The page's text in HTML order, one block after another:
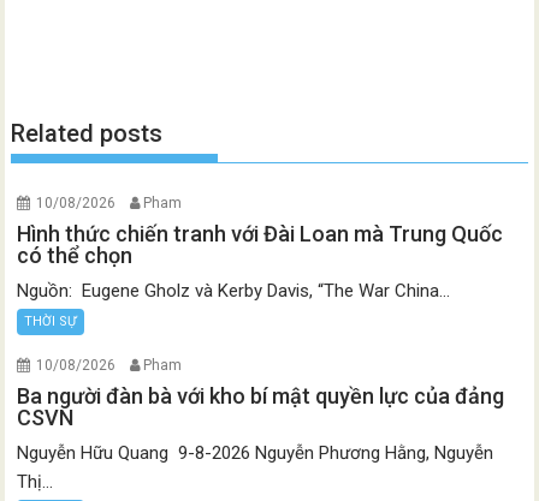
Related posts
10/08/2026 Pham
Hình thức chiến tranh với Đài Loan mà Trung Quốc
có thể chọn
Nguồn: Eugene Gholz và Kerby Davis, “The War China...
THỜI SỰ
10/08/2026 Pham
Ba người đàn bà với kho bí mật quyền lực của đảng
CSVN
Nguyễn Hữu Quang 9-8-2026 Nguyễn Phương Hằng, Nguyễn
Thị...